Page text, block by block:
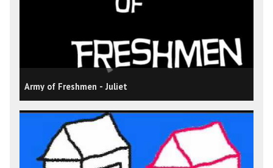
Army of Freshmen - Juliet